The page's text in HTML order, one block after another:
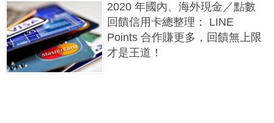
2020 年國內、海外現金／點數
回饋信用卡總整理： LINE
Points 合作賺更多，回饋無上限
才是王道！